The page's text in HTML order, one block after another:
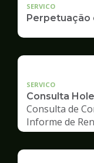
SERVICO
Perpetuação
SERVICO
Consulta
Consulta de
Informe de